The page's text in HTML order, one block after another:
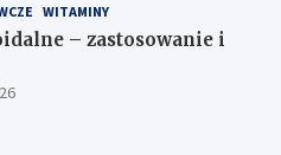
WITAMINY
– zastosowanie i